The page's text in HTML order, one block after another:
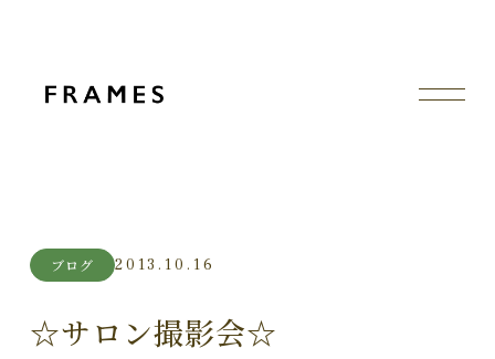
ブログ 2013.10.16
☆サロン撮影会☆